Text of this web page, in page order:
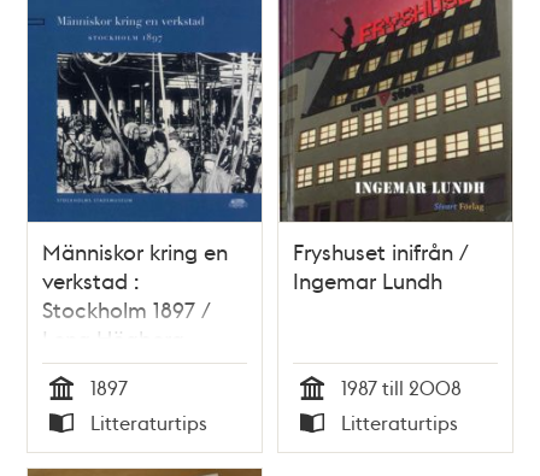
Människor kring en
verkstad :
Stockholm 1897 /
Lena Högberg
Tid
1897
Typ
Litteraturtips
Fryshuset inifrån /
Ingemar Lundh
Tid
1987 till 2008
Typ
Litteraturtips